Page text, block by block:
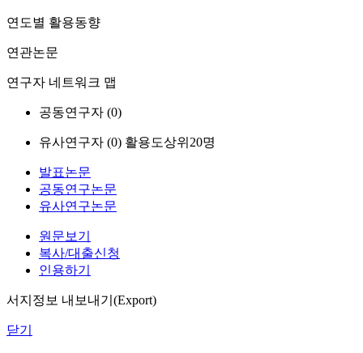
연도별 활용동향
연관논문
연구자 네트워크 맵
공동연구자 (0)
유사연구자 (0) 활용도상위20명
발표논문
공동연구논문
유사연구논문
원문보기
복사/대출신청
인용하기
서지정보 내보내기(Export)
닫기